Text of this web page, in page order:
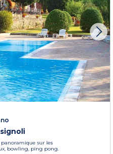
sur les
bowling, ping pong.